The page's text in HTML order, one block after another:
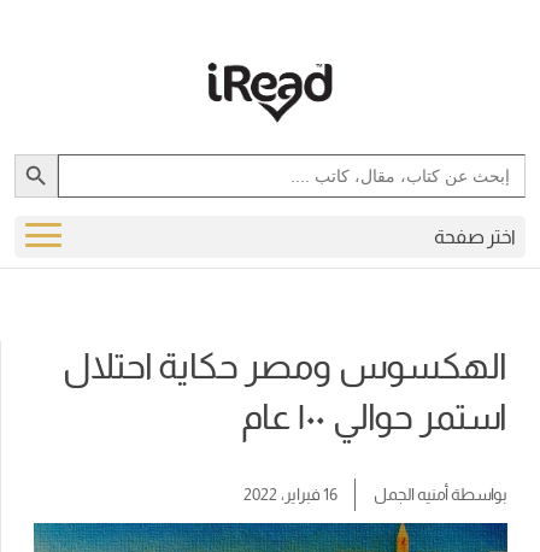
Search
for:
Search Button
اختر صفحة
الهكسوس ومصر حكاية احتلال
استمر حوالي ١٠٠ عام
بواسطةأمنيه الجمل 16 فبراير، 2022